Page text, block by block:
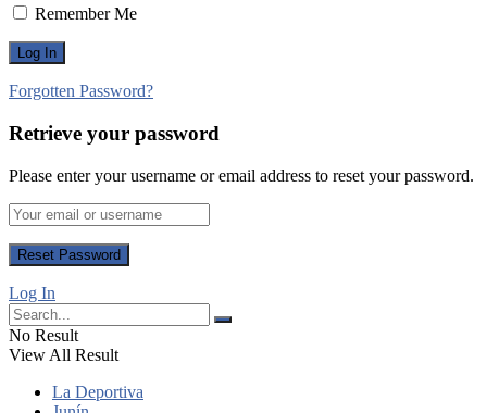
Remember Me
Forgotten Password?
Retrieve your password
Please enter your username or email address to reset your password.
Log In
No Result
View All Result
La Deportiva